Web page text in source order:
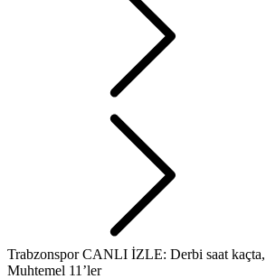
Trabzonspor CANLI İZLE: Derbi saat
Muhtemel 11’ler